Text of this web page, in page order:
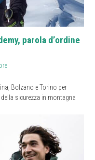
parola d’ordine
Bolzano e Torino per
sicurezza in montagna